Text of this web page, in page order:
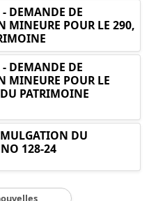
DEMANDE DE
MINEURE POUR LE 290,
DEMANDE DE
MINEURE POUR LE
PATRIMOINE
DU
128-24